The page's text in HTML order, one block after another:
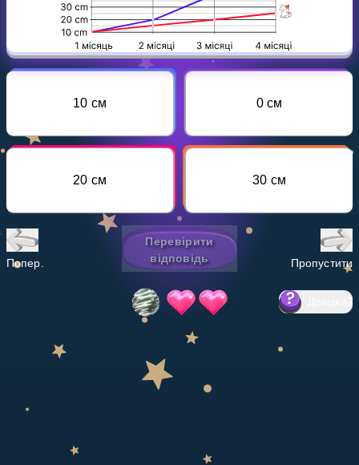
Джуніор-матем
Показати більше
НАВЧАЛЬНИЙ ПЛАН
10 см 0 см
20 см 30 см
Попер.
Перевірити
відповідь
Пропустити
?